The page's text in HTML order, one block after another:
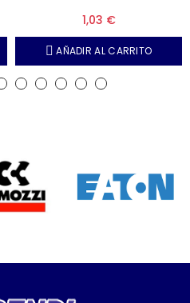
Unidades por caja 50)
1,03 €
AÑADIR AL CARRITO